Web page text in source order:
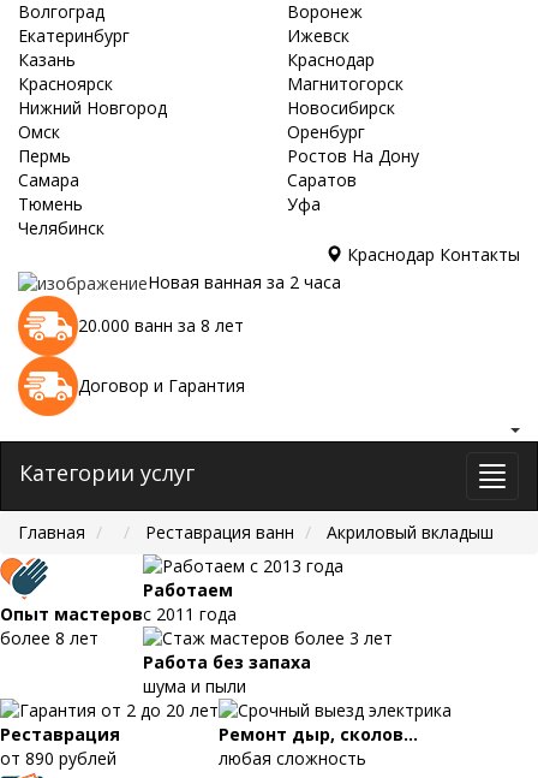
Волгоград
Воронеж
Екатеринбург
Ижевск
Казань
Краснодар
Красноярск
Магнитогорск
Нижний Новгород
Новосибирск
Омск
Оренбург
Пермь
Ростов На Дону
Самара
Саратов
Тюмень
Уфа
Челябинск
Краснодар Контакты
Новая ванная за 2 часа
20.000 ванн за 8 лет
Договор и Гарантия
Категории услуг
Главная Реставрация ванн Акриловый вкладыш
Опыт мастеров
более 8 лет
Работаем
с 2011 года
Работа без запаха
шума и пыли
Реставрация
от 890 рублей
Ремонт дыр, сколов...
любая сложность